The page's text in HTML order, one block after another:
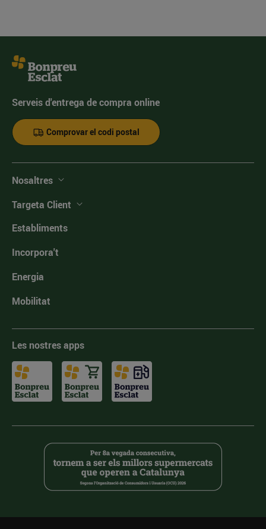
Serveis d'entrega de compra online
Comprovar el codi postal
Nosaltres
Targeta Client
Establiments
Incorpora't
Energia
Mobilitat
Les nostres apps